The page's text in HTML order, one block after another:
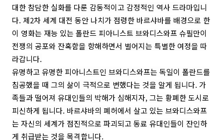
대한 참담한 실화를 다룬 감동적이고 감정적인 역사 드라마입니
다. 제2차 세계 대전 동안 나치가 점령한 바르샤바를 배경으로 한
이 영화는 재능 있는 폴란드 피아니스트 브와디스와프 슈필만이
전쟁의 공포와 잔혹함을 항해하면서 벌어지는 특별한 여정을 따
라갑니다.
유명하고 유명한 피아니스트인 브와디스와프는 독일이 폴란드를
침공했을 때 그의 삶이 극적으로 변했다는 것을 알게 됩니다. 가
족들과 떨어져 유대인들의 박해가 심해지자, 그는 황폐한 도시로
피신하게 됩니다. 바르샤바의 폐허에서 살고 있는 브와디스와프
는 자신의 세계가 점진적으로 파괴되고 동료 유대인들이 잔인하
게 취급받는 것을 목격합니다.